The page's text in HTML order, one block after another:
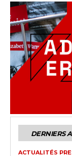
DERNIERS
ACTUALITÉS